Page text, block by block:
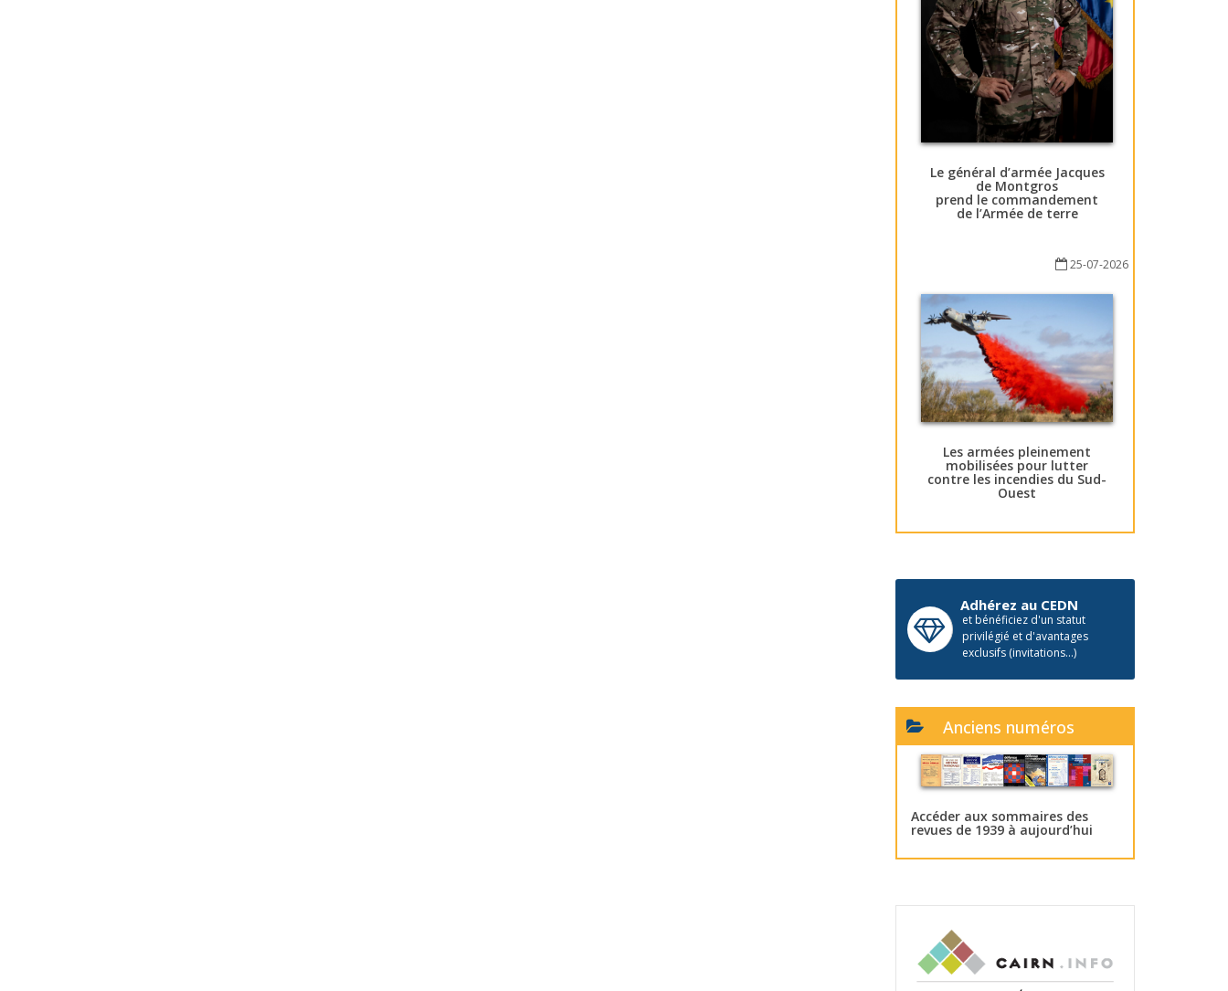
Le général d’armée Jacques
de Montgros
prend le commandement
de l’Armée de terre
25-07-2026
Les armées pleinement
mobilisées pour lutter
contre les incendies du Sud-
Ouest
Adhérez au CEDN
et bénéficiez d'un statut
privilégié et d'avantages
exclusifs (invitations...)
Anciens numéros
Accéder aux sommaires des
revues de 1939 à aujourd’hui